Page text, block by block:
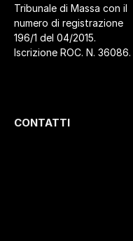
Tribunale di Massa con il
numero di registrazione
196/1 del 04/2015.
Iscrizione ROC. N. 36086.
CONTATTI